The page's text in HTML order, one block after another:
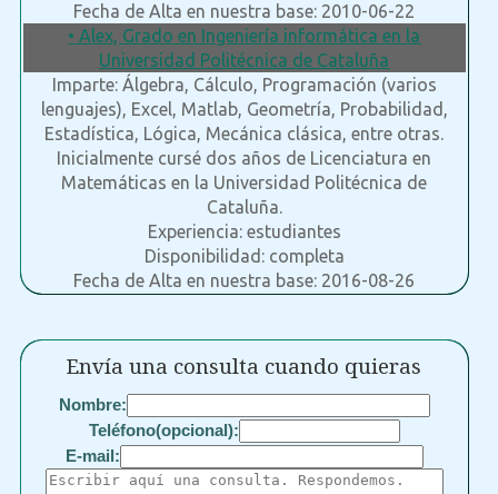
Fecha de Alta en nuestra base: 2010-06-22
• Alex, Grado en Ingeniería informática en la
Universidad Politécnica de Cataluña
Imparte: Álgebra, Cálculo, Programación (varios
lenguajes), Excel, Matlab, Geometría, Probabilidad,
Estadística, Lógica, Mecánica clásica, entre otras.
Inicialmente cursé dos años de Licenciatura en
Matemáticas en la Universidad Politécnica de
Cataluña.
Experiencia: estudiantes
Disponibilidad: completa
Fecha de Alta en nuestra base: 2016-08-26
Envía una consulta cuando quieras
Nombre:
Teléfono(opcional):
E-mail: